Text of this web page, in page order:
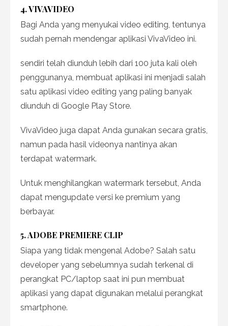
4. VIVAVIDEO
Bagi Anda yang menyukai video editing, tentunya
sudah pernah mendengar aplikasi VivaVideo ini.
sendiri telah diunduh lebih dari 100 juta kali oleh
penggunanya, membuat aplikasi ini menjadi salah
satu aplikasi video editing yang paling banyak
diunduh di Google Play Store.
VivaVideo juga dapat Anda gunakan secara gratis,
namun pada hasil videonya nantinya akan
terdapat watermark.
Untuk menghilangkan watermark tersebut, Anda
dapat mengupdate versi ke premium yang
berbayar.
5. ADOBE PREMIERE CLIP
Siapa yang tidak mengenal Adobe? Salah satu
developer yang sebelumnya sudah terkenal di
perangkat PC/laptop saat ini pun membuat
aplikasi yang dapat digunakan melalui perangkat
smartphone.